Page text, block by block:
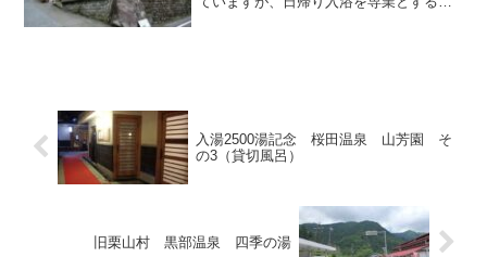
入湯2500湯記念 桜田温泉 山芳園 そ
の3（貸切風呂）
旧栗山村 黒部温泉 四季の湯